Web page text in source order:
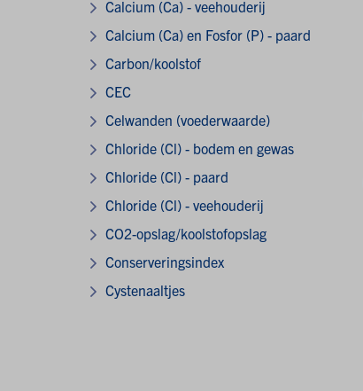
Calcium (Ca) - veehouderij
Calcium (Ca) en Fosfor (P) - paard
Carbon/koolstof
CEC
Celwanden (voederwaarde)
Chloride (Cl) - bodem en gewas
Chloride (Cl) - paard
Chloride (Cl) - veehouderij
CO2-opslag/koolstofopslag
Conserveringsindex
Cystenaaltjes